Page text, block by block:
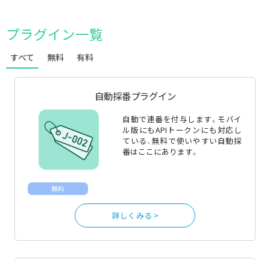
プラグイン一覧
すべて 無料 有料
自動採番プラグイン
自動で連番を付与します。モバイ
ル版にもAPIトークンにも対応し
ている、無料で使いやすい自動採
番はここにあります。
無料
詳しくみる >